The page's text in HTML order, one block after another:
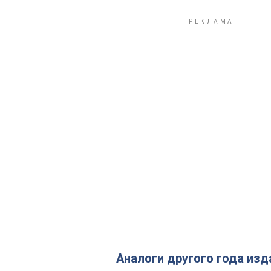
Аналоги другого года